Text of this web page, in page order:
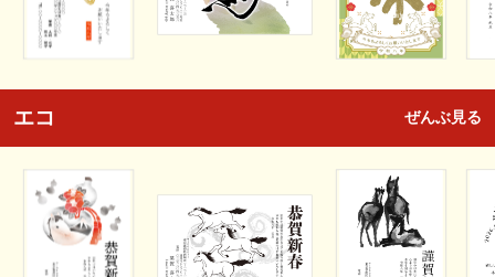
エコ ぜんぶ見る